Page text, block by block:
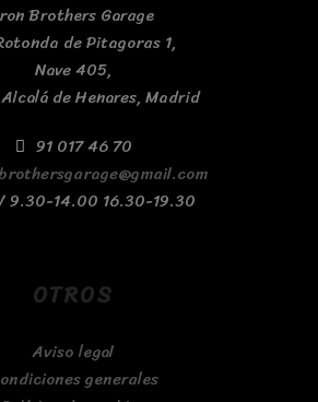
Brothers Garage
de Pitagoras 1,
Nave 405,
de Henares, Madrid
91 017 46 70
9.30-14.00 16.30-19.30
OTROS
Aviso legal
generales